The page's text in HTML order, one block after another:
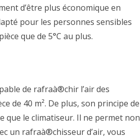
d’être plus économique en
pour les personnes sensibles
que de 5°C au plus.
de rafraà®chir l’air des
de 40 m². De plus, son principe de
que le climatiseur. Il ne permet non
un rafraà®chisseur d’air, vous